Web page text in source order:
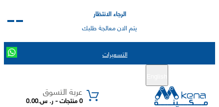
الرجاء الانتظار
يتم الان معالجة طلبك
التسعيرات
عربة التسوق
0 منتجات - ر. س.0.00